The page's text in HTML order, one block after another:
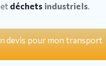
et déchets industriels.
devis pour mon transport